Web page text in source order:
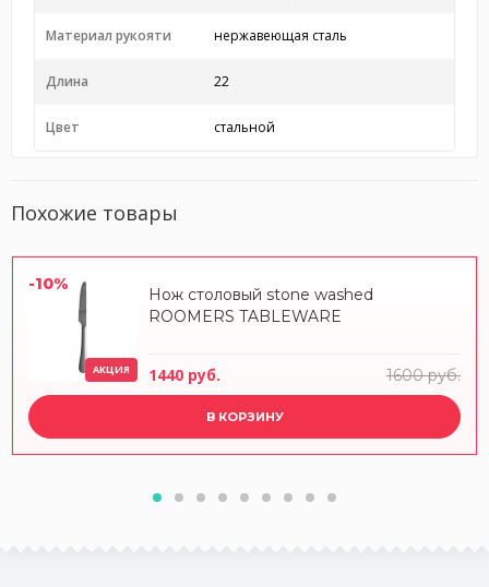
Материал рукояти нержавеющая сталь
Длина 22
Цвет стальной
Похожие товары
-10%
АКЦИЯ
Нож столовый stone washed
ROOMERS TABLEWARE
1440 руб. 1600 руб.
В КОРЗИНУ